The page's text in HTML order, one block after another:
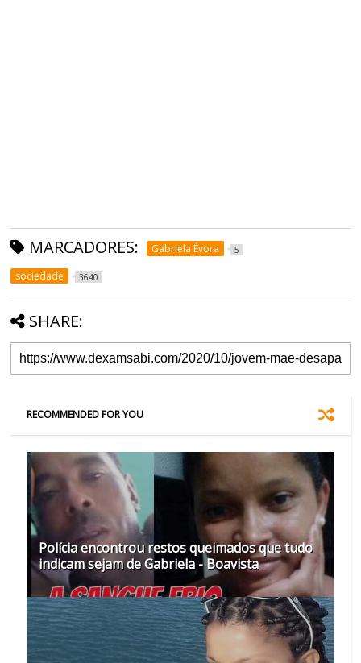
MARCADORES: Gabriela Évora 5
sociedade 3640
SHARE:
RECOMMENDED FOR YOU
Polícia encontrou restos queimados que tudo
indicam sejam de Gabriela - Boavista